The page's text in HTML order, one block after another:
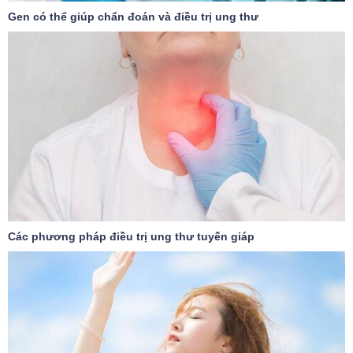
Gen có thể giúp chẩn đoán và điều trị ung thư
Các phương pháp điều trị ung thư tuyến giáp